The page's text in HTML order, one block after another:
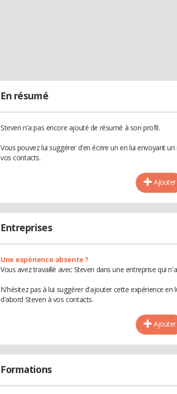
En résumé
Steven n'a pas encore ajouté de résumé à son profil.
Vous pouvez lui suggérer d'en écrire un en lui envoyant
vos contacts.
Ajouter
Entreprises
Une expérience absente ?
Vous avez travaillé avec Steven dans une entreprise qui
N'hésitez pas à lui suggérer d'ajouter cette expérience
d'abord Steven à vos contacts.
Ajouter
Formations